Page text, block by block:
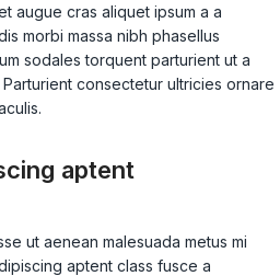
augue cras aliquet ipsum a a
morbi massa nibh phasellus
sodales torquent parturient ut a
consectetur ultricies ornare
aptent
ut aenean malesuada metus mi
aptent class fusce a